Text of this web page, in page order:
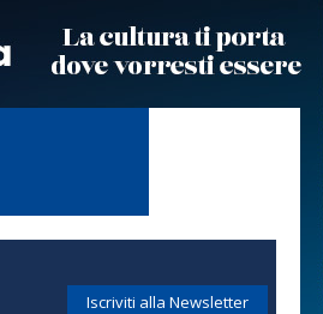
Iscriviti alla Newsletter